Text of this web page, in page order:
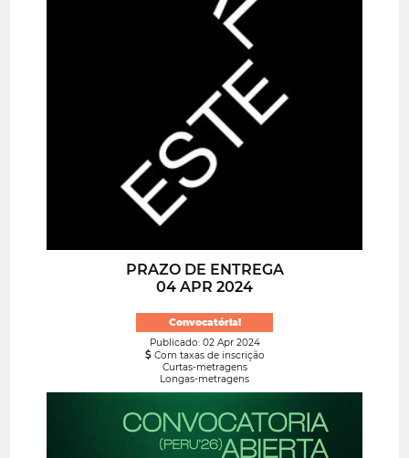
PRAZO DE ENTREGA
04 APR 2024
Convocatória!
Publicado: 02 Apr 2024
Com taxas de inscrição
Curtas-metragens
Longas-metragens